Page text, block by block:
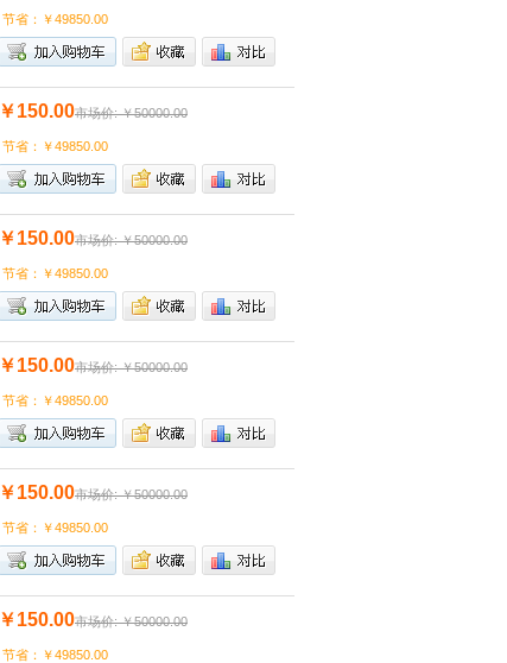
节省：￥49850.00
￥150.00市场价: ￥50000.00
节省：￥49850.00
￥150.00市场价: ￥50000.00
节省：￥49850.00
￥150.00市场价: ￥50000.00
节省：￥49850.00
￥150.00市场价: ￥50000.00
节省：￥49850.00
￥150.00市场价: ￥50000.00
节省：￥49850.00